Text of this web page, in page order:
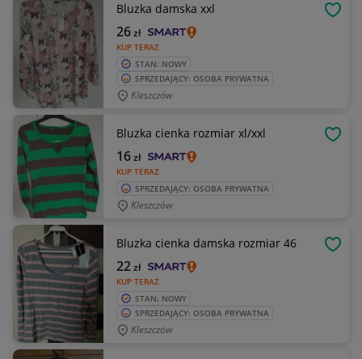
Bluzka damska xxl
KUP TERAZ
26zł
STAN: NOWY
SPRZEDAJĄCY: OSOBA PRYWATNA
Kleszczów
Bluzka cienka rozmiar xl/xxl
KUP TERAZ
16zł
SPRZEDAJĄCY: OSOBA PRYWATNA
Kleszczów
Bluzka cienka damska rozmiar 46
KUP TERAZ
22zł
STAN: NOWY
SPRZEDAJĄCY: OSOBA PRYWATNA
Kleszczów